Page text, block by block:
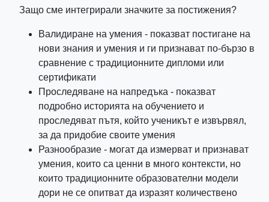
Защо сме интегрирали значките за постижения?
Валидиране на умения - показват постигане на
нови знания и умения и ги признават по-бързо в
сравнение с традиционните дипломи или
сертификати
Проследяване на напредъка - показват
подробно историята на обучението и
проследяват пътя, който ученикът е извървял,
за да придобие своите умения
Разнообразие - могат да измерват и признават
умения, които са ценни в много контексти, но
които традиционните образователни модели
дори не се опитват да изразят количествено